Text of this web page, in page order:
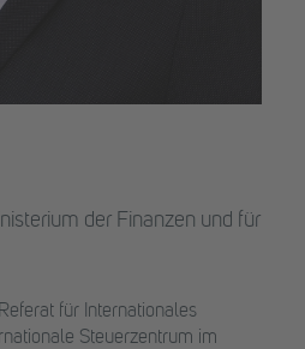
der Finanzen und für
für Internationales
Steuerzentrum im